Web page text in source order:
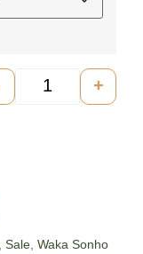
+
Sale Waka Sonho